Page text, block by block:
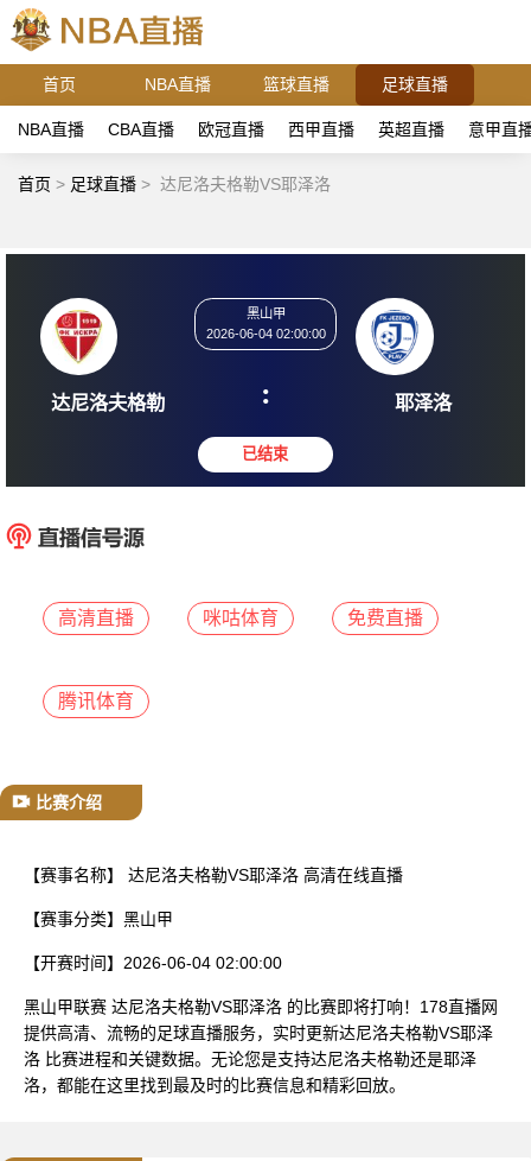
首页 NBA直播 篮球直播 足球直播
NBA直播 CBA直播 欧冠直播 西甲直播 英超直播 意甲直
首页 > 足球直播 > 达尼洛夫格勒VS耶泽洛
达尼洛夫格勒
2026-06-04 02:00:00
: 耶
高清直播 咪咕体育 免费直播
腾讯体育
比赛介绍
【赛事名称】 达尼洛夫格勒VS耶泽洛 高清在线直播
【赛事分类】 黑山甲
【开赛时间】 2026-06-04 02:00:00
黑山甲联赛 达尼洛夫格勒VS耶泽洛 的比赛即将打响！178直播网
提供高清、流畅的足球直播服务，实时更新达尼洛夫格勒VS耶泽
洛 比赛进程和关键数据。无论您是支持达尼洛夫格勒还是耶泽
洛，都能在这里找到最及时的比赛信息和精彩回放。